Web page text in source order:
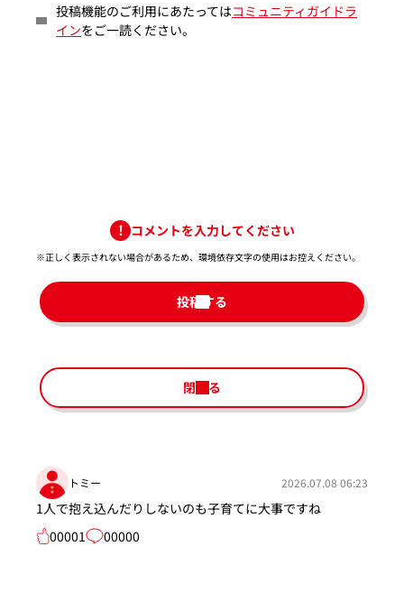
投稿機能のご利用にあたってはコミュニティガイドラ
インをご一読ください。
コメントを入力してください
※正しく表示されない場合があるため、環境依存文字の使用はお控えください。​
投稿する
閉じる
トミー 2026.07.08 06:23
1人で抱え込んだりしないのも子育てに大事ですね
00001
00000